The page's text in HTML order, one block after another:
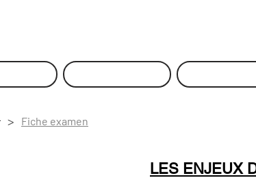
> Fiche examen
LES ENJEUX